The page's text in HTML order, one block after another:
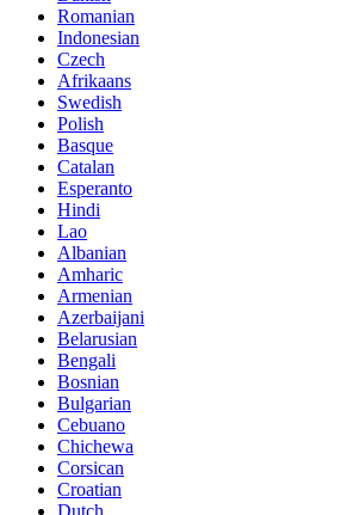
Romanian
Indonesian
Czech
Afrikaans
Swedish
Polish
Basque
Catalan
Esperanto
Hindi
Lao
Albanian
Amharic
Armenian
Azerbaijani
Belarusian
Bengali
Bosnian
Bulgarian
Cebuano
Chichewa
Corsican
Croatian
Dutch